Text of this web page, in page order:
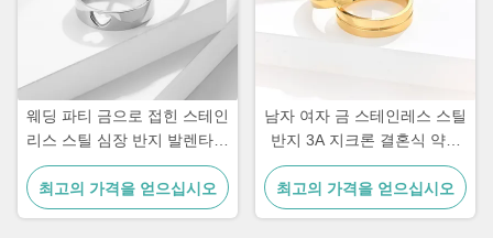
웨딩 파티 금으로 접힌 스테인
리스 스틸 심장 반지 발렌타인
데이 반지
최고의 가격을 얻으십시오
남자 여자 금 스테인레스 스틸
반지 3A 지크론 결혼식 약혼
다이아몬드 반지
최고의 가격을 얻으십시오